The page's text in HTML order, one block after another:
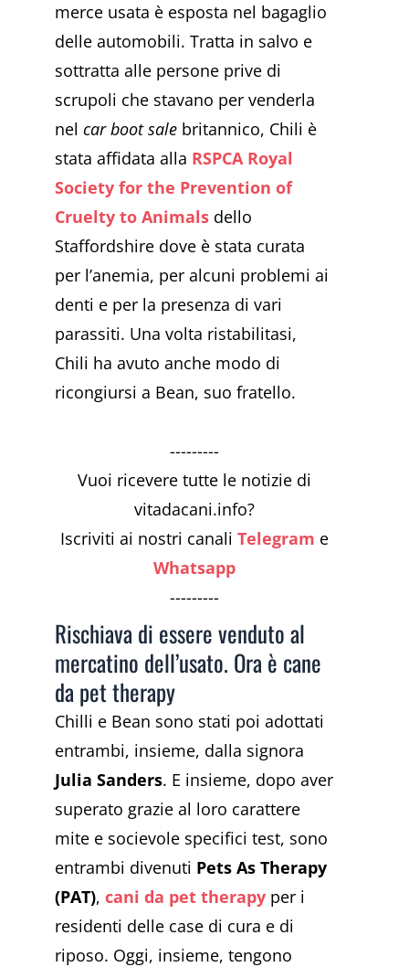
merce usata è esposta nel bagaglio
delle automobili. Tratta in salvo e
sottratta alle persone prive di
scrupoli che stavano per venderla
nel car boot sale britannico, Chili è
stata affidata alla RSPCA Royal
Society for the Prevention of
Cruelty to Animals dello
Staffordshire dove è stata curata
per l’anemia, per alcuni problemi ai
denti e per la presenza di vari
parassiti. Una volta ristabilitasi,
Chili ha avuto anche modo di
ricongiursi a Bean, suo fratello.
---------
Vuoi ricevere tutte le notizie di
vitadacani.info?
Iscriviti ai nostri canali Telegram e
Whatsapp
---------
Rischiava di essere venduto al
mercatino dell’usato. Ora è cane
da pet therapy
Chilli e Bean sono stati poi adottati
entrambi, insieme, dalla signora
Julia Sanders. E insieme, dopo aver
superato grazie al loro carattere
mite e socievole specifici test, sono
entrambi divenuti Pets As Therapy
(PAT), cani da pet therapy per i
residenti delle case di cura e di
riposo. Oggi, insieme, tengono